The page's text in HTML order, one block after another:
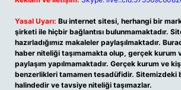
Yasal Uyarı: Bu internet sitesi, herhangi bir
şirketi ile hiçbir bağlantısı bulunmamaktadır.
hazırladığımız makaleler paylaşılmaktadır.
haber niteliği taşımamakta olup, gerçek kurum
paylaşım yapılmamaktadır. Gerçek kurum ve
benzerlikleri tamamen tesadüfidir. Sitemizdeki
halindedir ve tavsiye niteliği taşımazlar.